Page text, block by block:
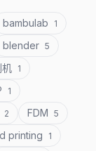
bambulab 1
blender 5
机 1
1
2 FDM 5
printing 1